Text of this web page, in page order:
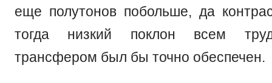
еще полутонов побольше, да
тогда низкий поклон всем
трансфером был бы точно обеспечен.